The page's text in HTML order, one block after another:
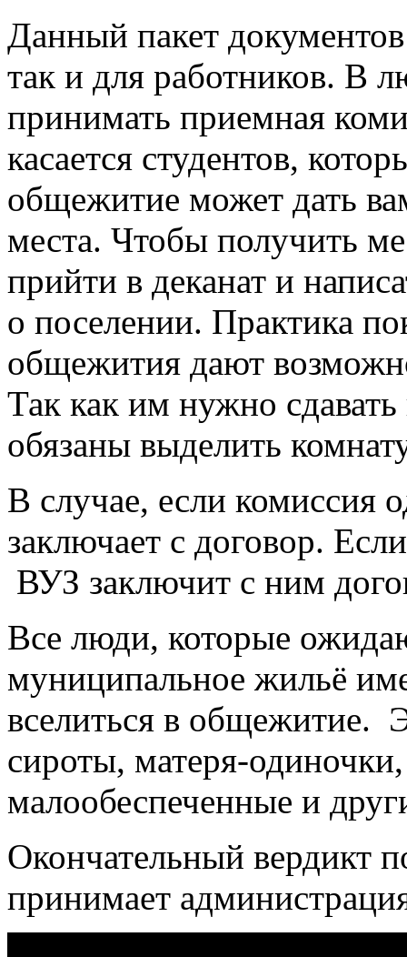
Данный пакет
так и для работников. В
принимать приемная
касается студентов,
общежитие может дать
места. Чтобы получить
прийти в деканат и
о поселении. Практика
общежития дают
Так как им нужно
обязаны выделить
В случае, если комиссия
заключает с договор.
ВУЗ заключит с ним
Все люди, которые
муниципальное жильё
вселиться в общежитие.
сироты, матеря-
малообеспеченные и
Окончательный вердикт
принимает